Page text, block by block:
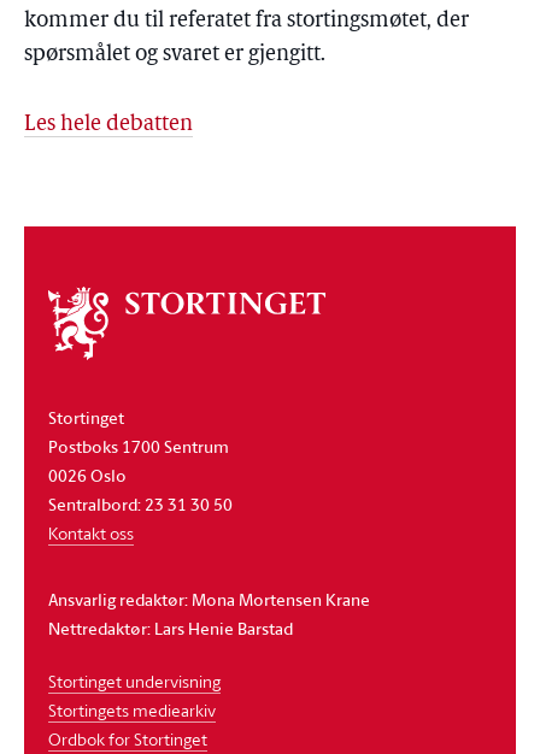
kommer du til referatet fra stortingsmøtet, der
spørsmålet og svaret er gjengitt.
Les hele debatten
Om
stortinget
Stortinget
Postboks 1700 Sentrum
0026 Oslo
Sentralbord: 23 31 30 50
Kontakt oss
Ansvarlig redaktør: Mona Mortensen Krane
Nettredaktør: Lars Henie Barstad
Stortinget undervisning
Stortingets mediearkiv
Ordbok for Stortinget